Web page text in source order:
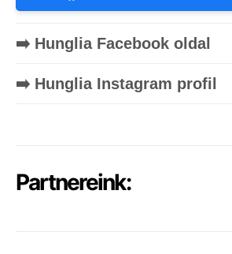
➡️ Hunglia Facebook oldal
➡️ Hunglia Instagram profil
Partnereink: